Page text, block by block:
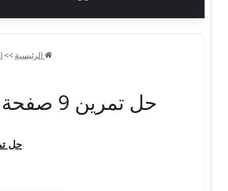
الرئيسية>>
حل تمرين 9 صفحة 86 الفيزياء للسنة الثالثة متوسط – الجيل الثاني
حل